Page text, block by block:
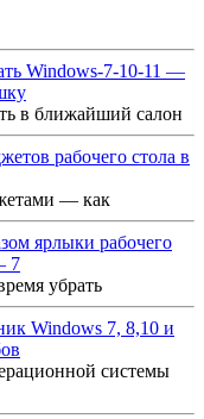
Windows-7-10-11 —
в ближайший салон
рабочего стола в
— как
ярлыки рабочего
7
убрать
Windows 7, 8,10 и
системы